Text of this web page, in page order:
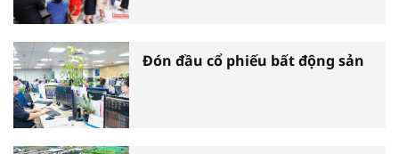
Đón đầu cổ phiếu bất động sản